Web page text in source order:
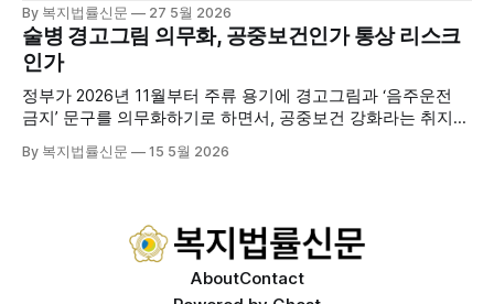
고 본격적인 서비스 제공에 나서고 있다. 재택의료센터
는 (한)의사가 거동 불편으로 의료기관 이용이 어렵다고 판단
한 장기요양 등급자를 대상으로, (한)의사·간호사·사회복지사
로 구성된 다학제 팀이 직접 가정을 방문해 건강관리서비스
를 제공하는
By 복지법률신문 27 5월 2026
술병 경고그림 의무화, 공중보건인가 통상 리스크
인가
정부가 2026년 11월부터 주류 용기에 경고그림과 ‘음주운전
금지’ 문구를 의무화하기로 하면서, 공중보건 강화라는 취지와
도는 국제 통상 규범, 영세업체 부담, 소비자 선택권 등 다양한
By 복지법률신문 15 5월 2026
AboutContact